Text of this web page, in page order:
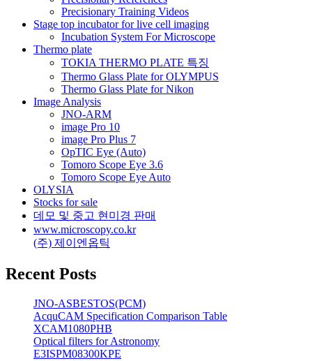
Precisionary Training Videos
Stage top incubator for live cell imaging
Incubation System For Microscope
Thermo plate
TOKIA THERMO PLATE 특징
Thermo Glass Plate for OLYMPUS
Thermo Glass Plate for Nikon
Image Analysis
JNO-ARM
image Pro 10
image Pro Plus 7
OpTIC Eye (Auto)
Tomoro Scope Eye 3.6
Tomoro Scope Eye Auto
OLYSIA
Stocks for sale
데모 및 중고 현미경 판매
www.microscopy.co.kr
(주) 제이엔옵틱
Recent Posts
JNO-ASBESTOS(PCM)
AcquCAM Specification Comparison Table
XCAM1080PHB
Optical filters for Astronomy
E3ISPM08300KPE